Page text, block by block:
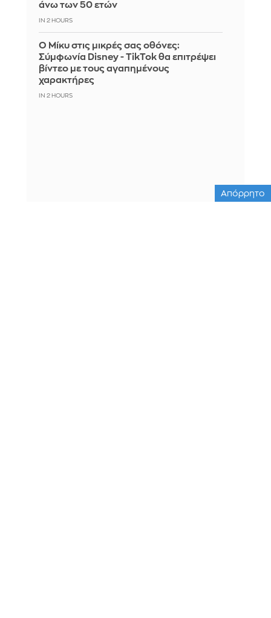
άνω των 50 ετών
IN 2 HOURS
Ο Μίκυ στις μικρές σας οθόνες:
Σύμφωνία Disney - TikTok θα επιτρέψει
βίντεο με τους αγαπημένους
χαρακτήρες
IN 2 HOURS
Απόρρητο